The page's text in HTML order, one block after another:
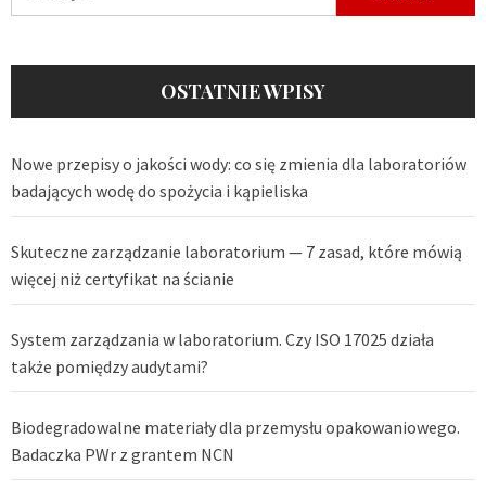
OSTATNIE WPISY
Nowe przepisy o jakości wody: co się zmienia dla laboratoriów
badających wodę do spożycia i kąpieliska
Skuteczne zarządzanie laboratorium — 7 zasad, które mówią
więcej niż certyfikat na ścianie
System zarządzania w laboratorium. Czy ISO 17025 działa
także pomiędzy audytami?
Biodegradowalne materiały dla przemysłu opakowaniowego.
Badaczka PWr z grantem NCN